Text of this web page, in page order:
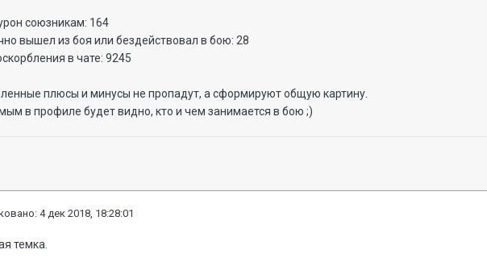
союзникам: 164
вышел из боя или бездействовал в бою: 28
в чате: 9245
плюсы и минусы не пропадут, а сформируют общую картину.
в профиле будет видно, кто и чем занимается в бою ;)
4 дек 2018, 18:28:01
темка.